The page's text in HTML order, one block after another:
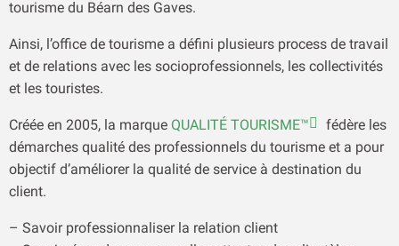
tourisme du Béarn des Gaves.
Ainsi, l’office de tourisme a défini plusieurs process de travail
et de relations avec les socioprofessionnels, les collectivités
et les touristes.
Créée en 2005, la marque QUALITÉ TOURISME™
fédère les
démarches qualité des professionnels du tourisme et a pour
objectif d’améliorer la qualité de service à destination du
client.
– Savoir professionnaliser la relation client